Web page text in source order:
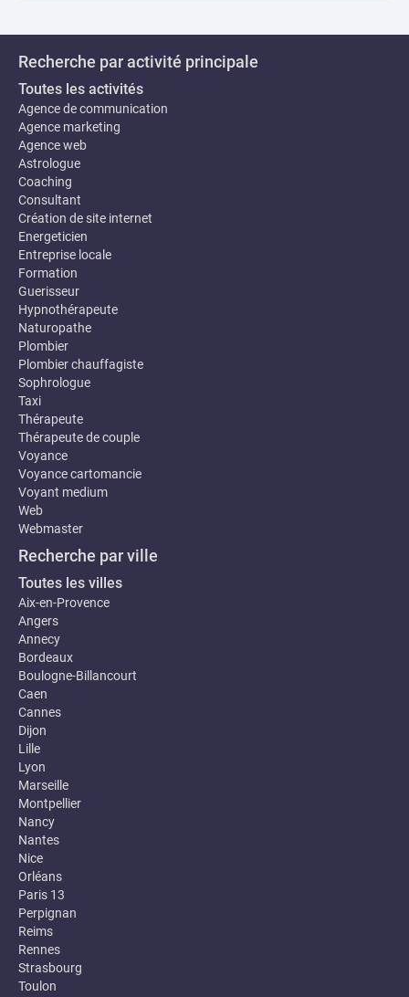
Recherche par activité principale
Toutes les activités
Agence de communication
Agence marketing
Agence web
Astrologue
Coaching
Consultant
Création de site internet
Energeticien
Entreprise locale
Formation
Guerisseur
Hypnothérapeute
Naturopathe
Plombier
Plombier chauffagiste
Sophrologue
Taxi
Thérapeute
Thérapeute de couple
Voyance
Voyance cartomancie
Voyant medium
Web
Webmaster
Recherche par ville
Toutes les villes
Aix-en-Provence
Angers
Annecy
Bordeaux
Boulogne-Billancourt
Caen
Cannes
Dijon
Lille
Lyon
Marseille
Montpellier
Nancy
Nantes
Nice
Orléans
Paris 13
Perpignan
Reims
Rennes
Strasbourg
Toulon